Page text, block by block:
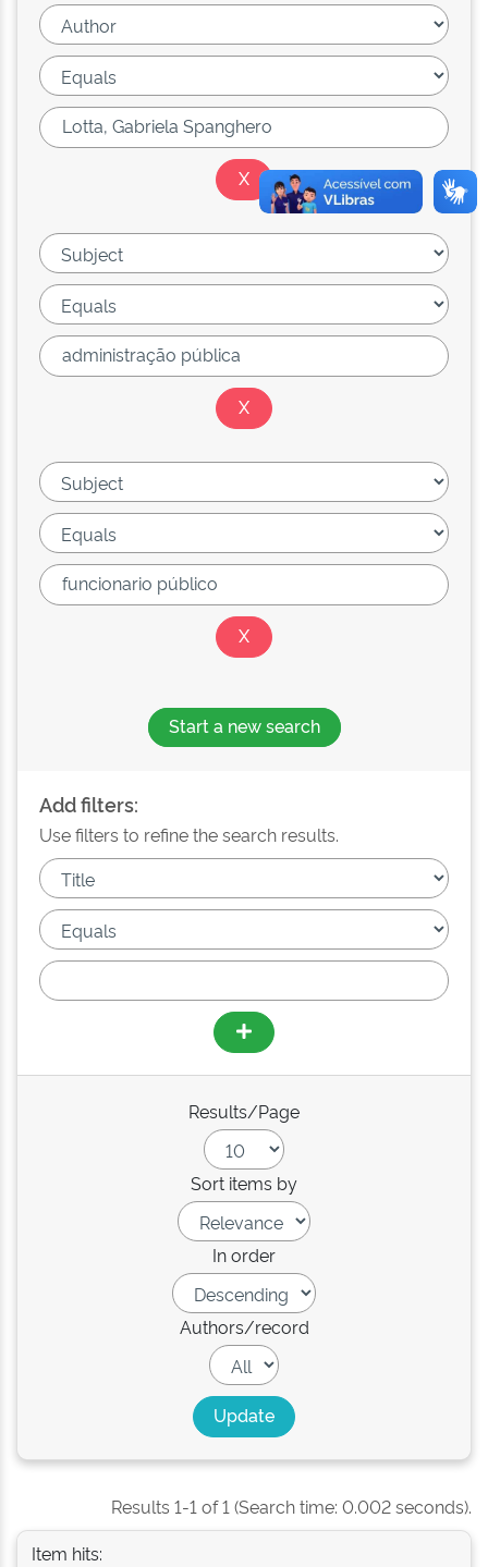
Start a new search
Add filters:
Use filters to refine the search results.
Results/Page
Sort items by
In order
Authors/record
Results 1-1 of 1 (Search time: 0.002 seconds).
Item hits: